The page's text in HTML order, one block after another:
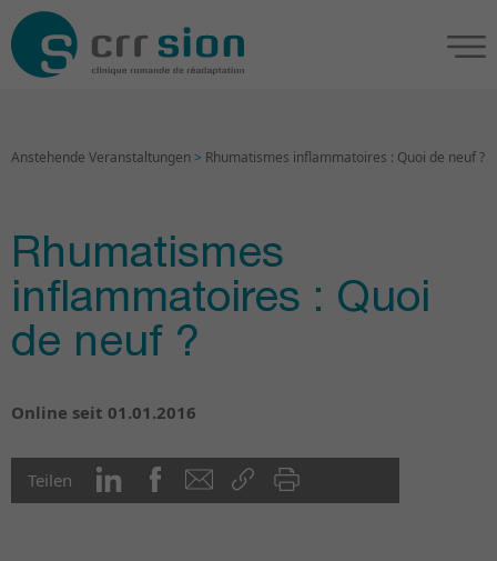
Anstehende Veranstaltungen> Rhumatismes inflammatoires : Quoi de neuf ?
Rhumatismes
inflammatoires : Quoi
de neuf ?
Online seit 01.01.2016
Teilen